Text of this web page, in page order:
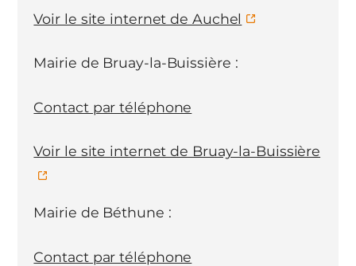
Voir le site internet de Auchel
Mairie de Bruay-la-Buissière :
Contact par téléphone
Voir le site internet de Bruay-la-Buissière
Mairie de Béthune :
Contact par téléphone